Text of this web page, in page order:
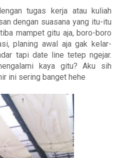
tugas kerja atau kuliah
dengan suasana yang itu-itu
mampet gitu aja, boro-boro
planing awal aja gak kelar-
tapi date line tetep ngejar.
kaya gitu? Aku sih
ini sering banget hehe